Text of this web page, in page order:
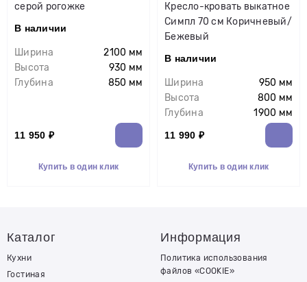
серой рогожке
В наличии
Ширина
2100 мм
Высота
930 мм
Глубина
850 мм
11 950 ₽
Купить в один клик
Кресло-кровать выкатное
Симпл 70 см Коричневый/
Бежевый
В наличии
Ширина
950 мм
Высота
800 мм
Глубина
1900 мм
11 990 ₽
Купить в один клик
Каталог
Кухни
Гостиная
Информация
Политика использования
файлов «COOKIE»